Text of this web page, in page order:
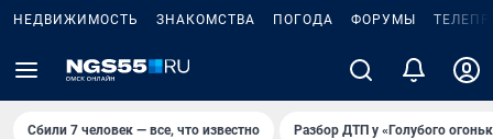
НЕДВИЖИМОСТЬ ЗНАКОМСТВА ПОГОДА ФОРУМЫ
Сбили 7 человек — все, что известно Разбор ДТП у «Голубого